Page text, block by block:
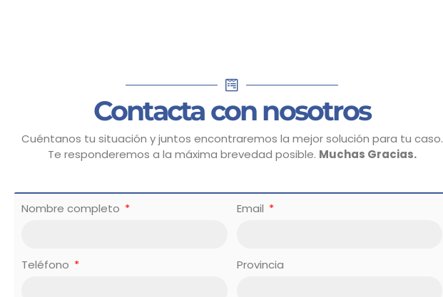
Contacta con nosotros
Cuéntanos tu situación y juntos encontraremos la mejor solución para tu caso.
Te responderemos a la máxima brevedad posible. Muchas Gracias.
Nombre completo Email
Teléfono Provincia